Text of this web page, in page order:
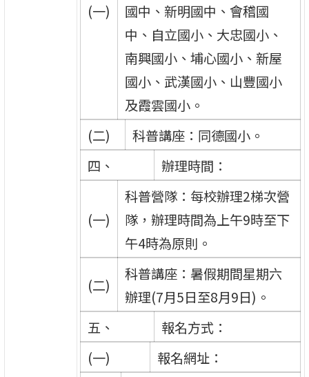
(一)
國中、新明國中、會稽國
中、自立國小、大忠國小、
南興國小、埔心國小、新屋
國小、武漢國小、山豐國小
及霞雲國小。
(二)
科普講座：同德國小。
四、
辦理時間：
(一)
科普營隊：每校辦理2梯次營
隊，辦理時間為上午9時至下
午4時為原則。
(二)
科普講座：暑假期間星期六
辦理(7月5日至8月9日)。
五、
報名方式：
(一)
報名網址：